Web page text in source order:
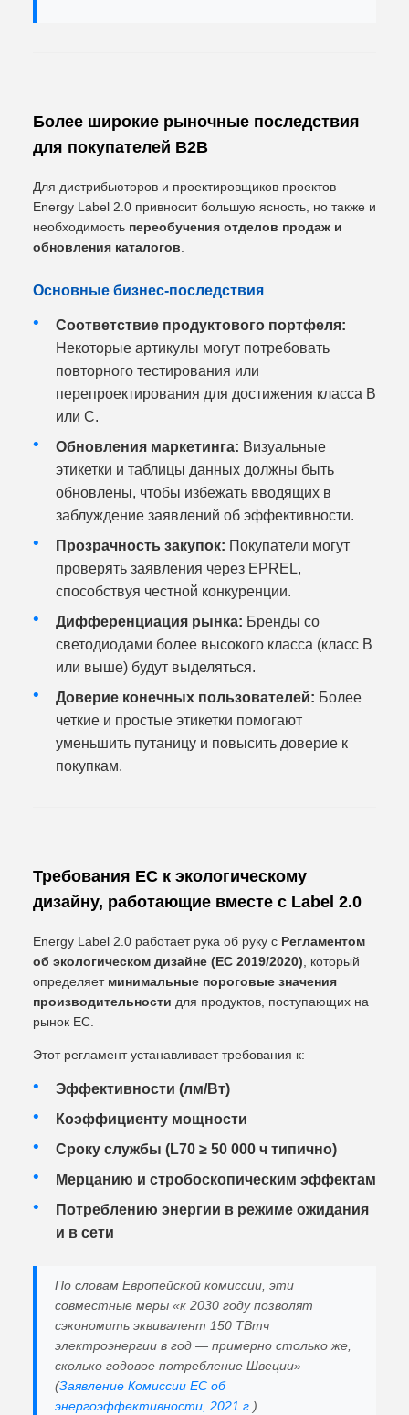
Более широкие рыночные последствия
для покупателей B2B
Для дистрибьюторов и проектировщиков проектов
Energy Label 2.0 привносит большую ясность, но также и
необходимость переобучения отделов продаж и
обновления каталогов
Основные бизнес-последствия
Соответствие продуктового портфеля:
Некоторые артикулы могут потребовать
повторного тестирования или
перепроектирования для достижения класса B
или C.
Обновления маркетинга: Визуальные
этикетки и таблицы данных должны быть
обновлены, чтобы избежать вводящих в
заблуждение заявлений об эффективности.
Прозрачность закупок: Покупатели могут
проверять заявления через EPREL,
способствуя честной конкуренции.
Дифференциация рынка: Бренды со
светодиодами более высокого класса (класс B
или выше) будут выделяться.
Доверие конечных пользователей: Более
четкие и простые этикетки помогают
уменьшить путаницу и повысить доверие к
покупкам.
Требования ЕС к экологическому
дизайну, работающие вместе с Label 2.0
Energy Label 2.0 работает рука об руку с Регламентом
об экологическом дизайне (ЕС 2019/2020) , который
определяет минимальные пороговые значения
производительности для продуктов, поступающих на
рынок ЕС.
Этот регламент устанавливает требования к:
Эффективности (лм/Вт)
Коэффициенту мощности
Сроку службы (L70 ≥ 50 000 ч типично)
Мерцанию и стробоскопическим эффектам
Потреблению энергии в режиме ожидания
и в сети
По словам Европейской комиссии, эти
совместные меры «к 2030 году позволят
сэкономить эквивалент 150 ТВтч
электроэнергии в год — примерно столько же,
сколько годовое потребление Швеции»
(Заявление Комиссии ЕС об
энергоэффективности, 2021 г.)